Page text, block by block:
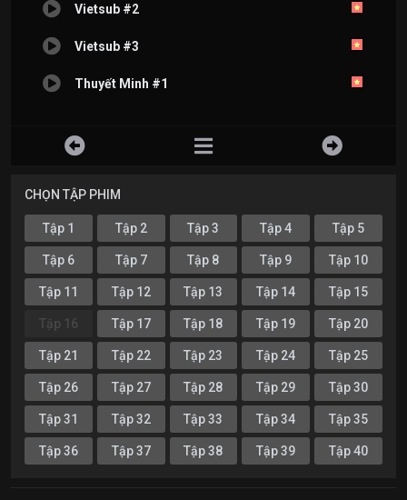
Vietsub #2
Vietsub #3
Thuyết Minh #1
CHỌN TẬP PHIM
Tập 1 Tập 2 Tập 3 Tập 4 Tập 5
Tập 6 Tập 7 Tập 8 Tập 9 Tập 10
Tập 11 Tập 12 Tập 13 Tập 14 Tập 15
Tập 16 Tập 17 Tập 18 Tập 19 Tập 20
Tập 21 Tập 22 Tập 23 Tập 24 Tập 25
Tập 26 Tập 27 Tập 28 Tập 29 Tập 30
Tập 31 Tập 32 Tập 33 Tập 34 Tập 35
Tập 36 Tập 37 Tập 38 Tập 39 Tập 40